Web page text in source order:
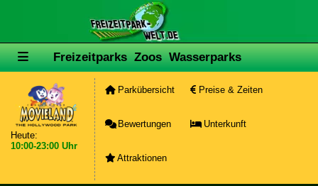
Freizeitparks Zoos Wasserparks
Heute:
10:00-23:00 Uhr
Parkübersicht Preise & Zeiten
Bewertungen Unterkunft
Attraktionen